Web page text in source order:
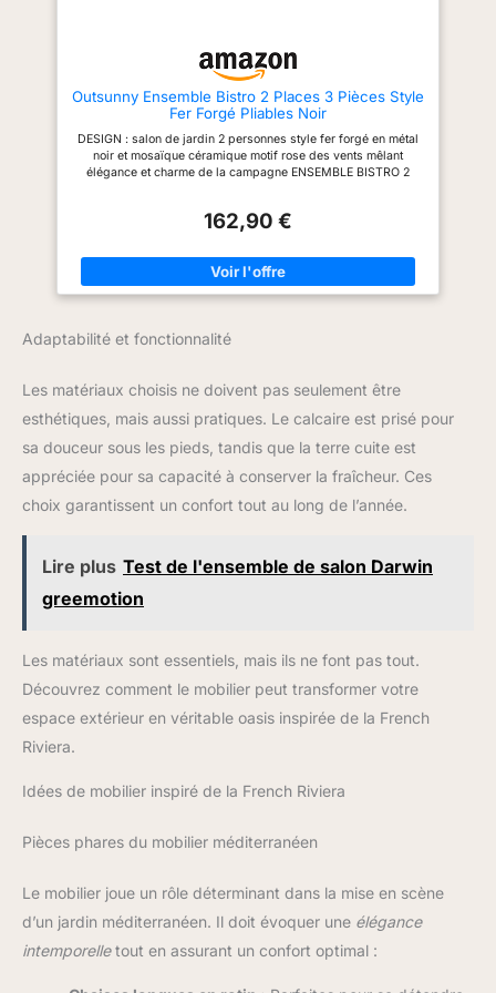
Outsunny Ensemble Bistro 2 Places 3 Pièces Style
Fer Forgé Pliables Noir
DESIGN : salon de jardin 2 personnes style fer forgé en métal
noir et mosaïque céramique motif rose des vents mêlant
élégance et charme de la campagne ENSEMBLE BISTRO 2
ENTRETIEN FACILE ET PRATIQUE : structure robuste en métal
céramique : matériaux de qualité résistant aux rayons UV, à
l'humidité et ne nécessitant pas d'entretien particulier CHAISES
PLIABLES : chaises de jardin pour balcon pliables, idéal pour
EXTÉRIEURE : table terrasse extérieur convient autant à un
162,90 €
Adaptabilité et fonctionnalité
Les matériaux choisis ne doivent pas seulement être
esthétiques, mais aussi pratiques. Le calcaire est prisé pour
sa douceur sous les pieds, tandis que la terre cuite est
appréciée pour sa capacité à conserver la fraîcheur. Ces
choix garantissent un confort tout au long de l’année.
Lire plus Test de l'ensemble de salon Darwin
greemotion
Les matériaux sont essentiels, mais ils ne font pas tout.
Découvrez comment le mobilier peut transformer votre
espace extérieur en véritable oasis inspirée de la French
Riviera.
Idées de mobilier inspiré de la French Riviera
Pièces phares du mobilier méditerranéen
Le mobilier joue un rôle déterminant dans la mise en scène
d’un jardin méditerranéen. Il doit évoquer une élégance
intemporelletout en assurant un confort optimal :